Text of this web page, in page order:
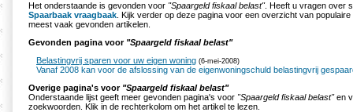
Het onderstaande is gevonden voor "Spaargeld fiskaal belast". Heeft u vragen over
Spaarbaak vraagbaak . Kijk verder op deze pagina voor een overzicht van
meest vaak gevonden artikelen.
Gevonden pagina voor "Spaargeld fiskaal belast"
Belastingvrij sparen voor uw eigen woning (6-mei-2008)
Vanaf 2008 kan voor de afslossing van de eigenwoningschuld belastingvrij
Overige pagina's voor "Spaargeld fiskaal belast"
Onderstaande lijst geeft meer gevonden pagina's voor "Spaargeld fiskaal belast"en
zoekwoorden. Klik in de rechterkolom om het artikel te lezen.